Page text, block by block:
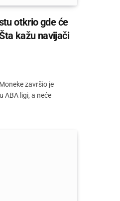
otkrio gde će
kažu navijači
završio je
ABA ligi, a neće